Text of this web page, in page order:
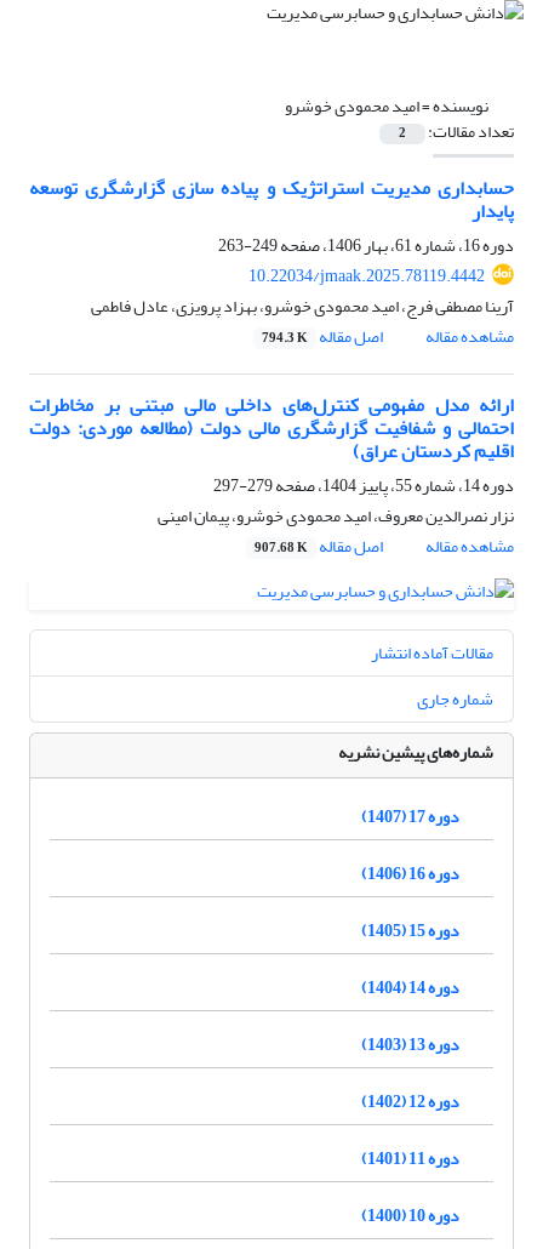
نویسنده =امید محمودی خوشرو
تعداد مقالات: 2
حسابداری مدیریت استراتژیک و پیاده سازی گزارشگری توسعه
پایدار
دوره 16، شماره 61، بهار 1406، صفحه
249-263
10.22034/jmaak.2025.78119.4442
آرینا مصطفی فرج، امید محمودی خوشرو، بهزاد پرویزی، عادل فاطمی
مشاهده مقاله
اصل مقاله 794.3 K
ارائه مدل مفهومی کنترل‌های داخلی مالی مبتنی بر مخاطرات
احتمالی و شفافیت گزارشگری مالی دولت (مطالعه موردی: دولت
اقلیم کردستان عراق)
دوره 14، شماره 55، پاییز 1404، صفحه
279-297
نزار نصرالدین معروف، امید محمودی خوشرو، پیمان امینی
مشاهده مقاله
اصل مقاله 907.68 K
مقالات آماده انتشار
شماره جاری
شماره‌های پیشین نشریه
دوره 17 (1407)
دوره 16 (1406)
دوره 15 (1405)
دوره 14 (1404)
دوره 13 (1403)
دوره 12 (1402)
دوره 11 (1401)
دوره 10 (1400)